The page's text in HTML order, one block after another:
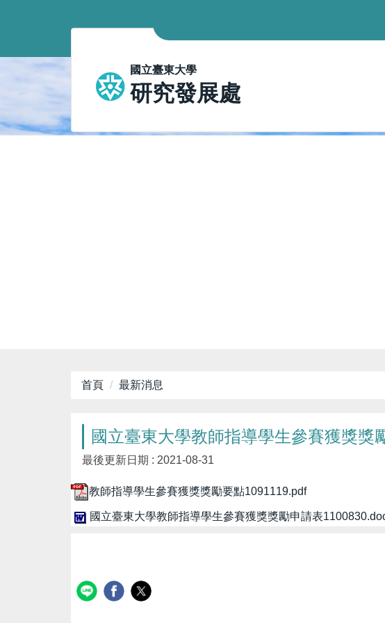
要
國立臺東大學
研究發展處
首頁 最新消息
國立臺東大學教師指導學生參賽獲獎獎
最後更新日期 : 2021-08-31
教師指導學生參賽獲獎獎勵要點1091119.pdf
國立臺東大學教師指導學生參賽獲獎獎勵申請表